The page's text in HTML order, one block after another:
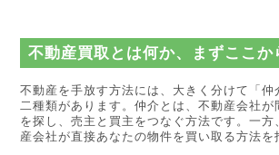
不動産買取とは何か、まずここか
不動産を手放す方法には、大きく分けて「仲
二種類があります。仲介とは、不動産会社が
を探し、売主と買主をつなぐ方法です。一方
産会社が直接あなたの物件を買い取る方法を